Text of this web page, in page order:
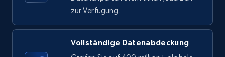
LinkedIn posts - Discover new posts
URL, ID, User id, Use url, Title, Headline, Post
text, Date posted, and more.
zur Verfügung.
Vollständige Datenabdeckung